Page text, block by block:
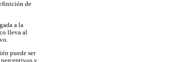
de
a la
lleva al
puede ser